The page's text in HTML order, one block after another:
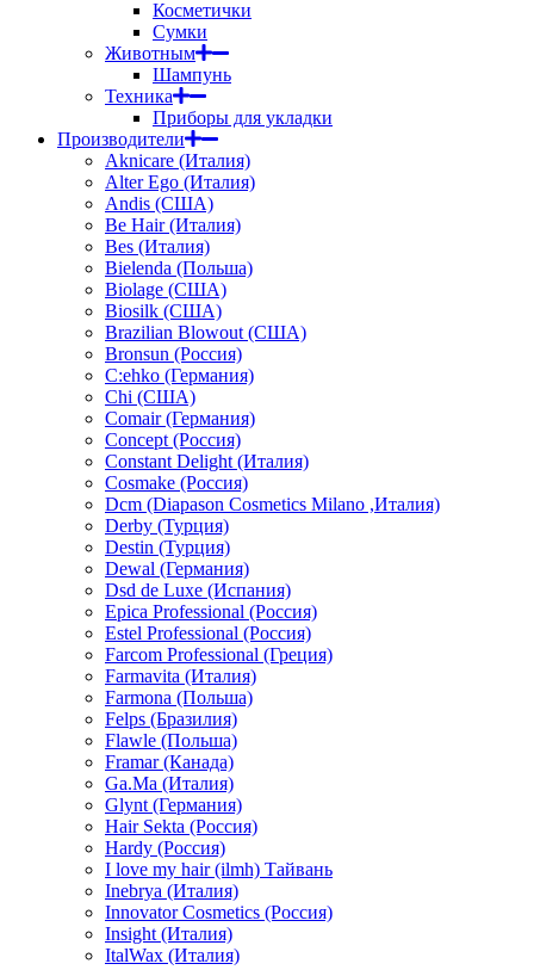
Косметички
Сумки
Животным
Шампунь
Техника
Приборы для укладки
Производители
Aknicare (Италия)
Alter Ego (Италия)
Andis (США)
Be Hair (Италия)
Bes (Италия)
Bielenda (Польша)
Biolage (США)
Biosilk (США)
Brazilian Blowout (США)
Bronsun (Россия)
C:ehko (Германия)
Chi (США)
Comair (Германия)
Concept (Россия)
Constant Delight (Италия)
Cosmake (Россия)
Dcm (Diapason Cosmetics Milano ,Италия)
Derby (Турция)
Destin (Турция)
Dewal (Германия)
Dsd de Luxe (Испания)
Epica Professional (Россия)
Estel Professional (Россия)
Farcom Professional (Греция)
Farmavita (Италия)
Farmona (Польша)
Felps (Бразилия)
Flawle (Польша)
Framar (Канада)
Ga.Ma (Италия)
Glynt (Германия)
Hair Sekta (Россия)
Hardy (Россия)
I love my hair (ilmh) Тайвань
Inebrya (Италия)
Innovator Cosmetics (Россия)
Insight (Италия)
ItalWax (Италия)